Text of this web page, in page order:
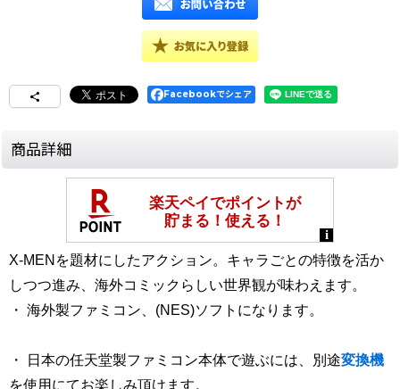
Facebookでシェア
商品詳細
X-MENを題材にしたアクション。キャラごとの特徴を活か
しつつ進み、海外コミックらしい世界観が味わえます。
・ 海外製ファミコン、(NES)ソフトになります。
・ 日本の任天堂製ファミコン本体で遊ぶには、別途変換機
を使用にてお楽しみ頂けます。